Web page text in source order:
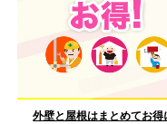
外壁と屋根はまとめてお得